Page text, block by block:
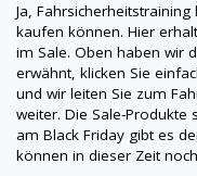
Ja,
kaufen können. Hier
im Sale. Oben haben wir
erwähnt, klicken Sie
und wir leiten Sie zum
weiter. Die Sale-Produkte
am Black Friday gibt es
können in dieser Zeit